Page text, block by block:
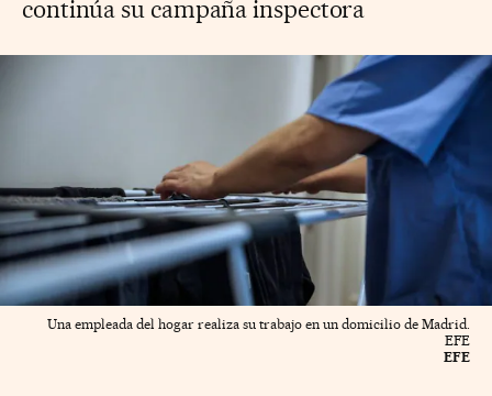
continúa su campaña inspectora
Una empleada del hogar realiza su trabajo en un domicilio de Madrid.
EFE
EFE